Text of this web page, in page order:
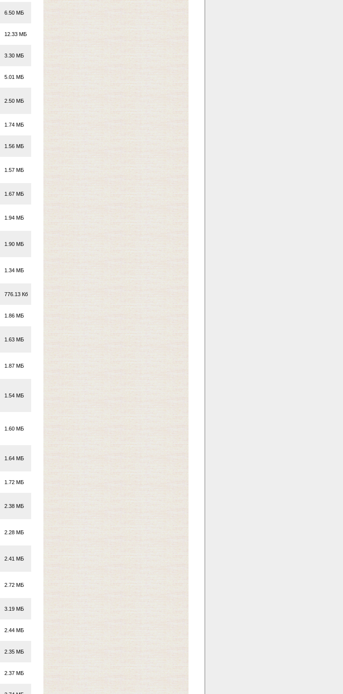
6.50 МБ
12.33 МБ
3.30 МБ
5.01 МБ
2.50 МБ
1.74 МБ
1.56 МБ
1.57 МБ
1.67 МБ
1.94 МБ
1.90 МБ
1.34 МБ
776.13 Кб
1.86 МБ
1.63 МБ
1.87 МБ
1.54 МБ
1.60 МБ
1.64 МБ
1.72 МБ
2.38 МБ
2.28 МБ
2.41 МБ
2.72 МБ
3.19 МБ
2.44 МБ
2.35 МБ
2.37 МБ